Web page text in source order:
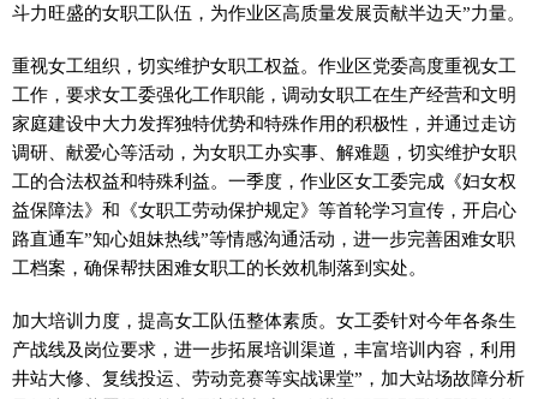
斗力旺盛的女职工队伍，为作业区高质量发展贡献半边天”力量。
重视女工组织，切实维护女职工权益。作业区党委高度重视女工
工作，要求女工委强化工作职能，调动女职工在生产经营和文明
家庭建设中大力发挥独特优势和特殊作用的积极性，并通过走访
调研、献爱心等活动，为女职工办实事、解难题，切实维护女职
工的合法权益和特殊利益。一季度，作业区女工委完成《妇女权
益保障法》和《女职工劳动保护规定》等首轮学习宣传，开启心
路直通车”知心姐妹热线”等情感沟通活动，进一步完善困难女职
工档案，确保帮扶困难女职工的长效机制落到实处。
加大培训力度，提高女工队伍整体素质。女工委针对今年各条生
产战线及岗位要求，进一步拓展培训渠道，丰富培训内容，利用
井站大修、复线投运、劳动竞赛等实战课堂”，加大站场故障分析